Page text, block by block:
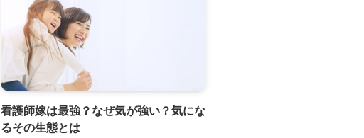
看護師嫁は最強？なぜ気が強い？気にな
るその生態とは